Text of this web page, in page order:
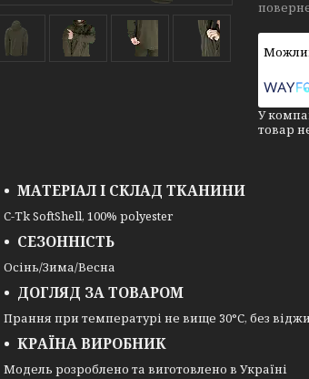
У
товар
МАТЕРІАЛ І СКЛАД ТКАНИНИ
C-Tk SoftShell, 100% polyester
СЕЗОННІСТЬ
Осінь/Зима/Весна
ДОГЛЯД ЗА ТОВАРОМ
Прання при температурі не вище 30°С, без
КРАЇНА ВИРОБНИК
Модель розроблено та виготовлено в Україні